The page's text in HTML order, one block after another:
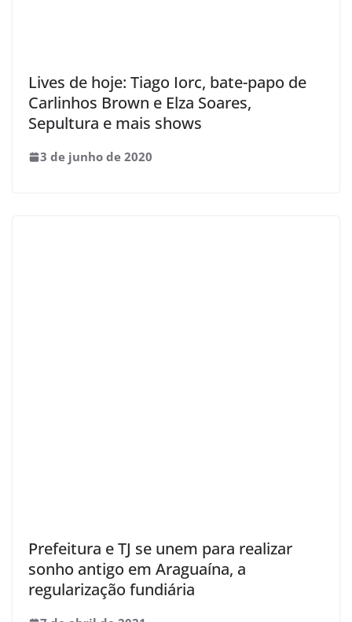
Lives de hoje: Tiago Iorc, bate-papo de
Carlinhos Brown e Elza Soares,
Sepultura e mais shows
3 de junho de 2020
Prefeitura e TJ se unem para realizar
sonho antigo em Araguaína, a
regularização fundiária